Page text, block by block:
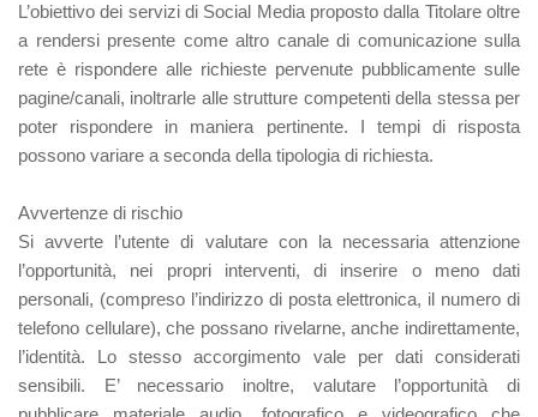
L’obiettivo dei servizi di Social Media proposto dalla Titolare oltre
a rendersi presente come altro canale di comunicazione sulla
rete è rispondere alle richieste pervenute pubblicamente sulle
pagine/canali, inoltrarle alle strutture competenti della stessa per
poter rispondere in maniera pertinente. I tempi di risposta
possono variare a seconda della tipologia di richiesta.
Avvertenze di rischio
Si avverte l’utente di valutare con la necessaria attenzione
l’opportunità, nei propri interventi, di inserire o meno dati
personali, (compreso l’indirizzo di posta elettronica, il numero di
telefono cellulare), che possano rivelarne, anche indirettamente,
l’identità. Lo stesso accorgimento vale per dati considerati
sensibili. E’ necessario inoltre, valutare l’opportunità di